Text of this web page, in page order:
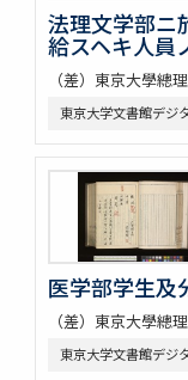
法理文学部ニ
給スヘキ人員
（差）東京大學
東京大学文書館デジ
医学部学生及
（差）東京大學
東京大学文書館デジ